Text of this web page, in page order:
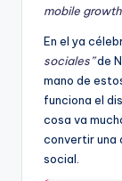
mobile growth
En el ya
sociales”de
mano de
funciona el
cosa va
convertir una
social.